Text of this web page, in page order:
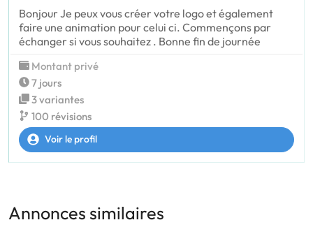
Bonjour Je peux vous créer votre logo et également
faire une animation pour celui ci. Commençons par
échanger si vous souhaitez . Bonne fin de journée
Montant privé
7 jours
3 variantes
100 révisions
Voir le profil
Annonces similaires